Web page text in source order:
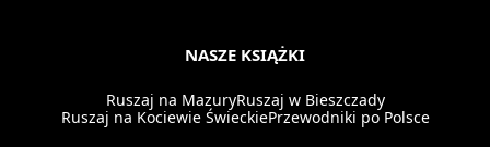
NASZE KSIĄŻKI
Ruszaj na MazuryRuszaj w Bieszczady
Ruszaj na Kociewie ŚwieckiePrzewodniki po Polsce